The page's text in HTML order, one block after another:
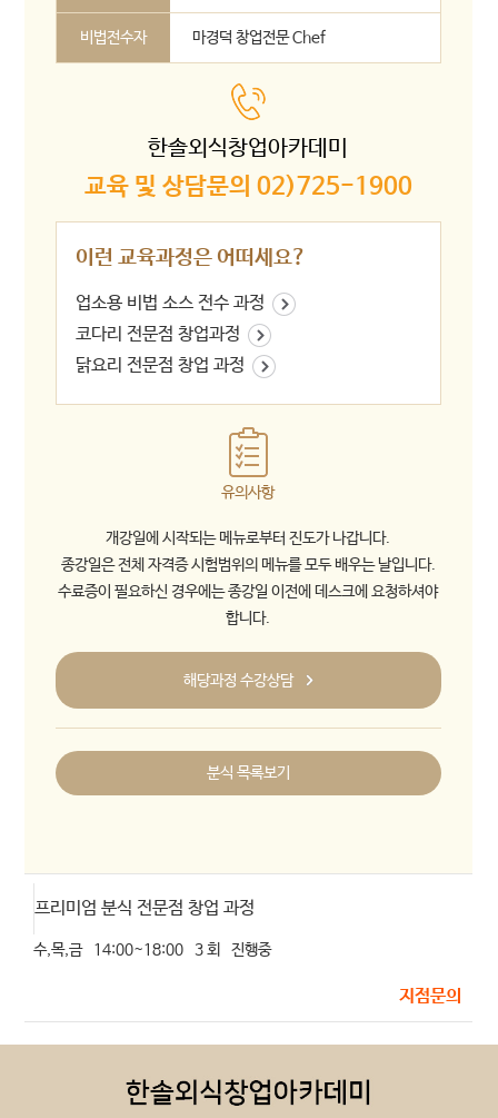
비법전수자 마경덕 창업전문 Chef
한솔외식창업아카데미
교육 및 상담문의 02)725-1900
이런 교육과정은 어떠세요?
업소용 비법 소스 전수 과정
코다리 전문점 창업과정
닭요리 전문점 창업 과정
유의사항
개강일에 시작되는 메뉴로부터 진도가 나갑니다.
종강일은 전체 자격증 시험범위의 메뉴를 모두 배우는 날입니다.
수료증이 필요하신 경우에는 종강일 이전에 데스크에 요청하셔야
합니다.
해당과정 수강상담
분식 목록보기
프리미엄 분식 전문점 창업 과정
수,목,금 14:00~18:00 3 회
지점문의
진행중